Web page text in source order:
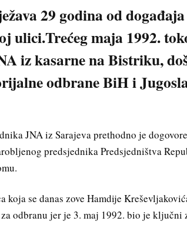
29 godina od
ulici.Trećeg maja 1992.
iz kasarne na Bistriku,
odbrane BiH i
JNA iz Sarajeva prethodno je
predsjednika Predsjedništva
koja se danas zove Hamdije
odbranu jer je 3. maj 1992. bio je ključni